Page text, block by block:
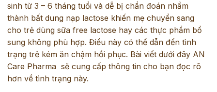
sinh từ 3 – 6 tháng tuổi và dễ bị chẩn đoán nhầm
thành bất dung nạp lactose khiến mẹ chuyển sang
cho trẻ dùng sữa free lactose hay các thực phẩm bổ
sung không phù hợp. Điều này có thể dẫn đến tình
trạng trẻ kém ăn chậm hồi phục. Bài viết dưới đây AN
Care Pharma sẽ cung cấp thông tin cho bạn đọc rõ
hơn về tình trạng này.